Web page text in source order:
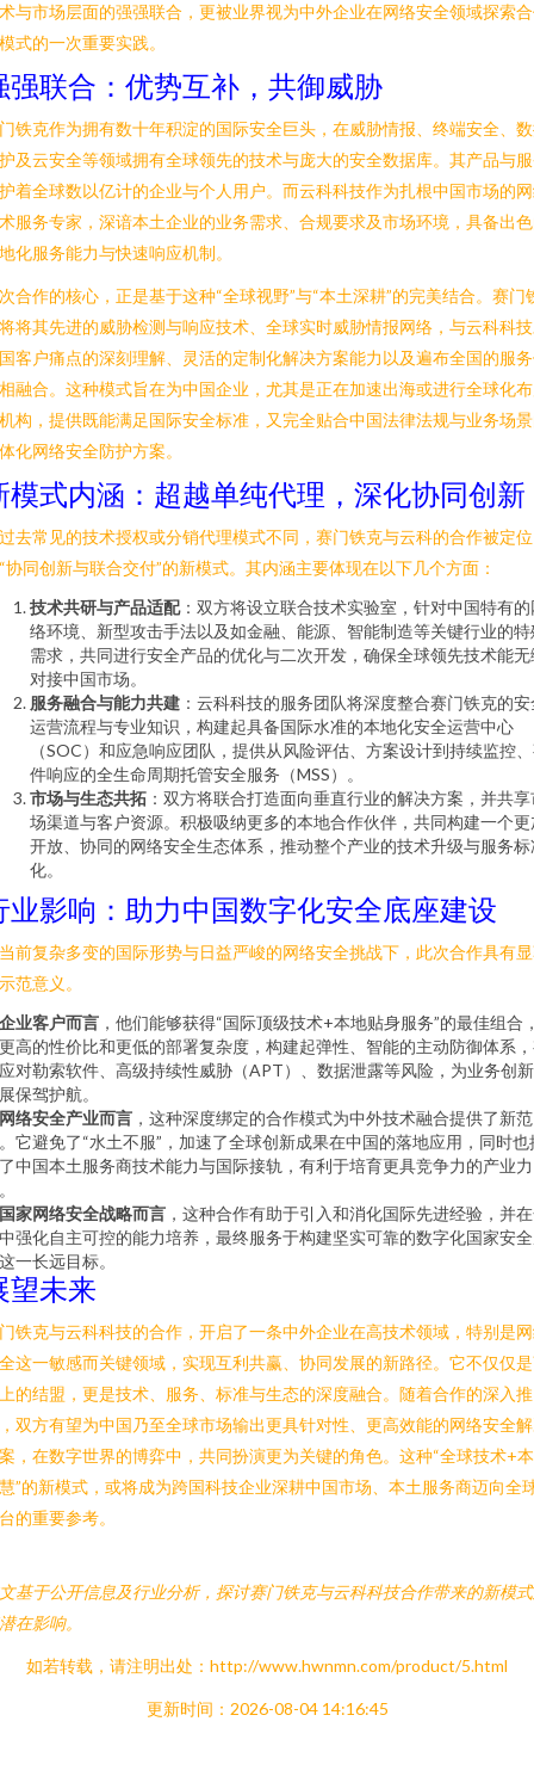
与市场层面的强强联合，更被业界视为中外企业在网络安全领域探索
式的一次重要实践。
强联合：优势互补，共御威胁
铁克作为拥有数十年积淀的国际安全巨头，在威胁情报、终端安全、
及云安全等领域拥有全球领先的技术与庞大的安全数据库。其产品与
着全球数以亿计的企业与个人用户。而云科科技作为扎根中国市场的
服务专家，深谙本土企业的业务需求、合规要求及市场环境，具备出
化服务能力与快速响应机制。
合作的核心，正是基于这种“全球视野”与“本土深耕”的完美结合。赛门
将其先进的威胁检测与响应技术、全球实时威胁情报网络，与云科科
客户痛点的深刻理解、灵活的定制化解决方案能力以及遍布全国的服
融合。这种模式旨在为中国企业，尤其是正在加速出海或进行全球化
构，提供既能满足国际安全标准，又完全贴合中国法律法规与业务场
化网络安全防护方案。
模式内涵：超越单纯代理，深化协同创新
去常见的技术授权或分销代理模式不同，赛门铁克与云科的合作被定位
协同创新与联合交付”的新模式。其内涵主要体现在以下几个方面：
技术共研与产品适配：双方将设立联合技术实验室，针对中国特有的
络环境、新型攻击手法以及如金融、能源、智能制造等关键行业的特
需求，共同进行安全产品的优化与二次开发，确保全球领先技术能无
对接中国市场。
服务融合与能力共建 ：云科科技的服务团队将深度整合赛门铁克的
运营流程与专业知识，构建起具备国际水准的本地化安全运营中心
（SOC）和应急响应团队，提供从风险评估、方案设计到持续监控
件响应的全生命周期托管安全服务（MSS）。
市场与生态共拓 ：双方将联合打造面向垂直行业的解决方案，并共享
场渠道与客户资源。积极吸纳更多的本地合作伙伴，共同构建一个更
开放、协同的网络安全生态体系，推动整个产业的技术升级与服务标
化。
业影响：助力中国数字化安全底座建设
前复杂多变的国际形势与日益严峻的网络安全挑战下，此次合作具有
范意义。
业客户而言 ，他们能够获得“国际顶级技术+本地贴身服务”的最佳组合
高的性价比和更低的部署复杂度，构建起弹性、智能的主动防御体系
对勒索软件、高级持续性威胁（APT）、数据泄露等风险，为业务创
保驾护航。
络安全产业而言 ，这种深度绑定的合作模式为中外技术融合提供了新范
它避免了“水土不服”，加速了全球创新成果在中国的落地应用，同时也
中国本土服务商技术能力与国际接轨，有利于培育更具竞争力的产业力
家网络安全战略而言 ，这种合作有助于引入和消化国际先进经验，并
强化自主可控的能力培养，最终服务于构建坚实可靠的数字化国家安
一长远目标。
望未来
铁克与云科科技的合作，开启了一条中外企业在高技术领域，特别是
这一敏感而关键领域，实现互利共赢、协同发展的新路径。它不仅仅
的结盟，更是技术、服务、标准与生态的深度融合。随着合作的深入推
双方有望为中国乃至全球市场输出更具针对性、更高效能的网络安全
，在数字世界的博弈中，共同扮演更为关键的角色。这种“全球技术+
”的新模式，或将成为跨国科技企业深耕中国市场、本土服务商迈向全
的重要参考。
基于公开信息及行业分析，探讨赛门铁克与云科科技合作带来的新模
在影响。
如若转载，请注明出处：http://www.hwnmn.com/product/5.html
更新时间：2026-08-04 14:16:45